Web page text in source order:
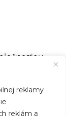
reklamy
reklám a
Aby
celej
ako